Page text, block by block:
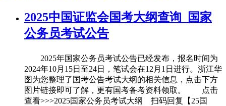
2025中国证监会国考大纲查询_国家
公务员考试公告
2025年国家公务员考试公告已经发布，报名时间为
2024年10月15日至24日，笔试会在12月1日进行。浙江华
图为您整理了国考公告考试大纲的相关信息，点击下方
图片链接即可了解，更有国考备考资料领取。 点击
查看>>>2025国家公务员考试大纲 扫码回复【25国